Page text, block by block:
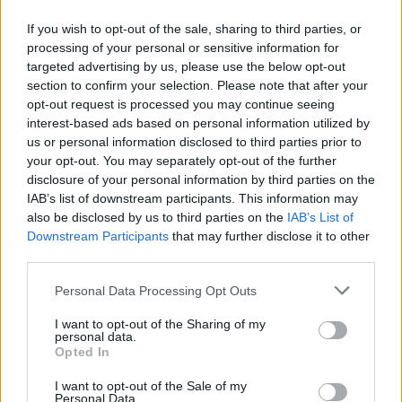
If you wish to opt-out of the sale, sharing to third parties, or
processing of your personal or sensitive information for
targeted advertising by us, please use the below opt-out
section to confirm your selection. Please note that after your
opt-out request is processed you may continue seeing
interest-based ads based on personal information utilized by
us or personal information disclosed to third parties prior to
your opt-out. You may separately opt-out of the further
disclosure of your personal information by third parties on the
IAB’s list of downstream participants. This information may
also be disclosed by us to third parties on the IAB’s List of
Downstream Participants that may further disclose it to other
Personal Data Processing Opt Outs
I want to opt-out of the Sharing of my
personal data.
Opted In
I want to opt-out of the Sale of my
Personal Data.
non oggi o domani, nei prossimi giorni
cambierà la Luna e aumenteranno le buone
occasioni. Oggi siete stanchi per via della
Luna ultimo quarto in Leone, una Luna
stramba, che cambia però nel settore del
vostro successo. Le altre stelle sono allineate
per voi. Marte vi dà una forza da gigante e
passione nonostante.
Per fortuna è giovedì, il vostro giorno della
settimana che riceve una vigorosa protezione
dalla Luna ultimo quarto in Leone. Attenti alle
notizie che arrivano da lontano, tenetevi in
contatto con le persone che abitano altrove.